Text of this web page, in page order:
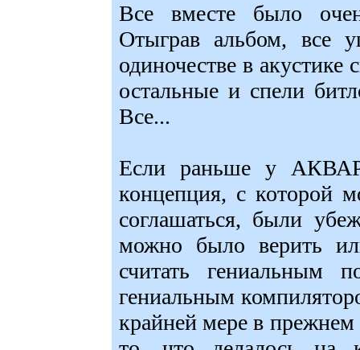
Все вместе было
Отыграв альбом, все
одиночестве в
остальные и спели
Все...
Если раньше у
концепция, с которой
соглашаться, были
можно было верить
считать гениальным
гениальным
крайней мере в прежнем